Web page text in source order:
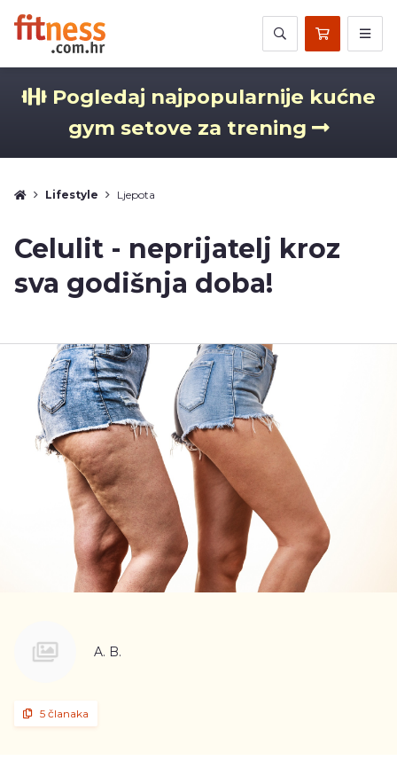
Pogledaj najpopularnije kućne
gym setove za trening
Lifestyle Ljepota
Celulit - neprijatelj kroz
sva godišnja doba!
A. B.
5 članaka